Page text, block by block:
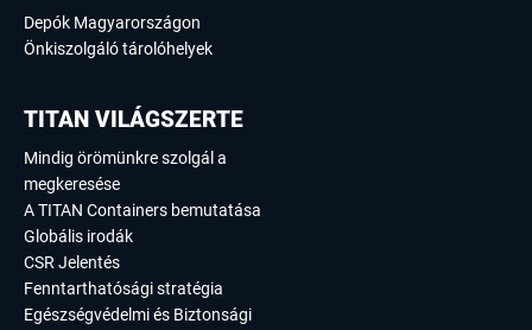
Depók Magyarországon
Önkiszolgáló tárolóhelyek
TITAN VILÁGSZERTE
Mindig örömünkre szolgál a
megkeresése
A TITAN Containers bemutatása
Globális irodák
CSR Jelentés
Fenntarthatósági stratégia
Egészségvédelmi és Biztonsági